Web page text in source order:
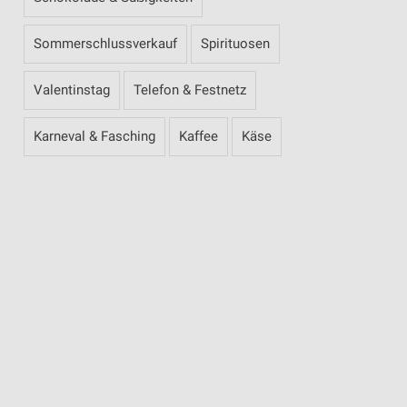
Sommerschlussverkauf Spirituosen
Valentinstag Telefon & Festnetz
Karneval & Fasching Kaffee Käse